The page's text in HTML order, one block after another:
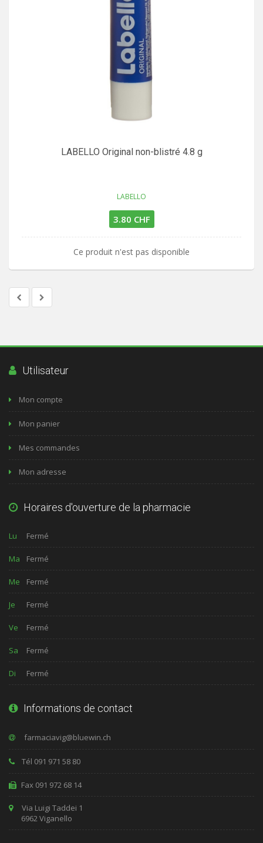
LABELLO Original non-blistré 4.8 g
LABELLO
3.80 CHF
Ce produit n'est pas disponible
Utilisateur
Mon compte
Mon panier
Mes commandes
Mon adresse
Horaires d'ouverture de la pharmacie
Lu Fermé
Ma Fermé
Me Fermé
Je Fermé
Ve Fermé
Sa Fermé
Di Fermé
Informations de contact
Tél 091 971 58 80
Fax 091 972 68 14
Via Luigi Taddei 1
6962 Viganello